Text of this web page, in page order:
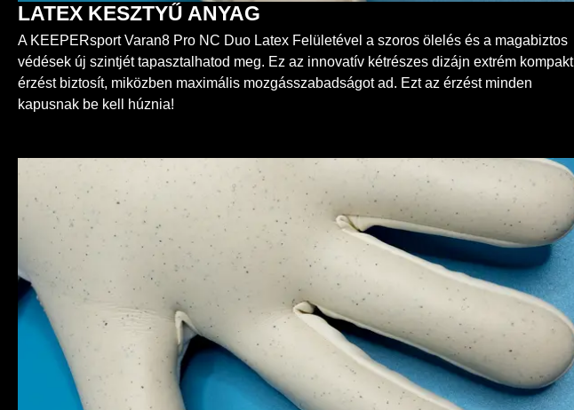
LATEX KESZTYŰ ANYAG
A KEEPERsport Varan8 Pro NC Duo Latex Felületével a szoros ölelés és a magabiztos
védések új szintjét tapasztalhatod meg. Ez az innovatív kétrészes dizájn extrém kompakt
érzést biztosít, miközben maximális mozgásszabadságot ad. Ezt az érzést minden
kapusnak be kell húznia!